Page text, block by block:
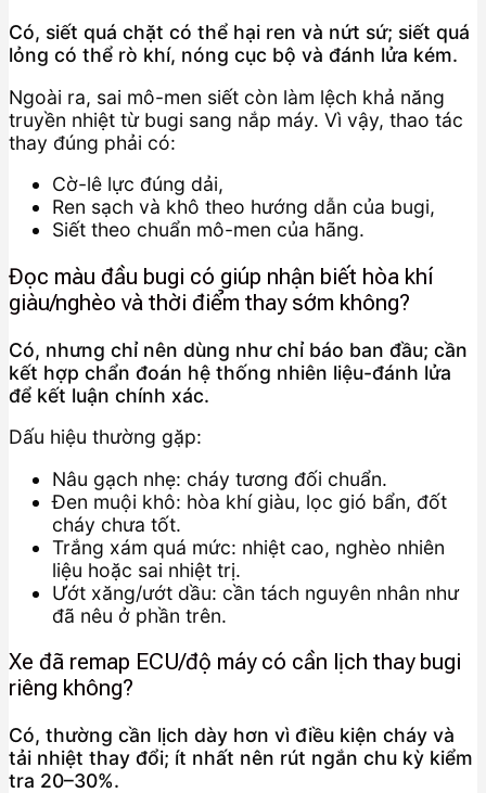
Có, siết quá chặt có thể hại ren và nứt sứ; siết quá
lỏng có thể rò khí, nóng cục bộ và đánh lửa kém.
Ngoài ra, sai mô-men siết còn làm lệch khả năng
truyền nhiệt từ bugi sang nắp máy. Vì vậy, thao tác
thay đúng phải có:
Cờ-lê lực đúng dải,
Ren sạch và khô theo hướng dẫn của bugi,
Siết theo chuẩn mô-men của hãng.
Đọc màu đầu bugi có giúp nhận biết hòa khí
giàu/nghèo và thời điểm thay sớm không?
Có, nhưng chỉ nên dùng như chỉ báo ban đầu; cần
kết hợp chẩn đoán hệ thống nhiên liệu-đánh lửa
để kết luận chính xác.
Dấu hiệu thường gặp:
Nâu gạch nhẹ: cháy tương đối chuẩn.
Đen muội khô: hòa khí giàu, lọc gió bẩn, đốt
cháy chưa tốt.
Trắng xám quá mức: nhiệt cao, nghèo nhiên
liệu hoặc sai nhiệt trị.
Ướt xăng/ướt dầu: cần tách nguyên nhân như
đã nêu ở phần trên.
Xe đã remap ECU/độ máy có cần lịch thay bugi
riêng không?
Có, thường cần lịch dày hơn vì điều kiện cháy và
tải nhiệt thay đổi; ít nhất nên rút ngắn chu kỳ kiểm
tra 20–30%.